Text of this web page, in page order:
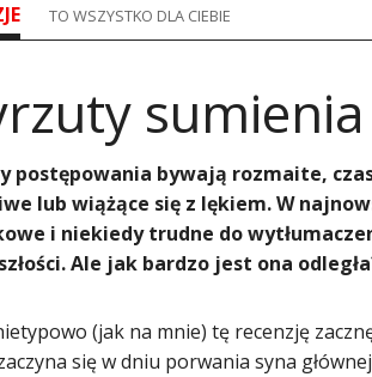
TO WSZYSTKO DLA CIEBIE
sumienia
postępowania bywają rozmaite,
lub wiążące się z lękiem. W
i niekiedy trudne do
Ale jak bardzo jest ona
(jak na mnie) tę recenzję
się w dniu porwania syna